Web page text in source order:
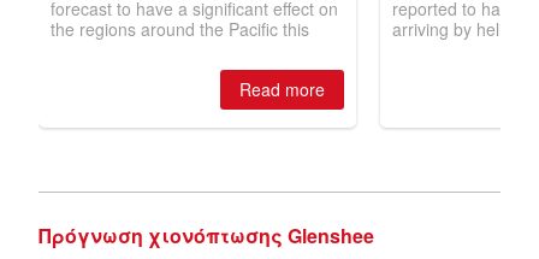
Πρόγνωση χιονόπτωσης Glenshee